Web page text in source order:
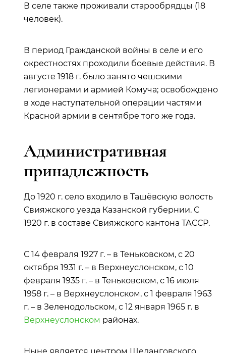
В селе также проживали старообрядцы (18
человек).
В период Гражданской войны в селе и его
окрестностях проходили боевые действия. В
августе 1918 г. было занято чешскими
легионерами и армией Комуча; освобождено
в ходе наступательной операции частями
Красной армии в сентябре того же года.
Административная
принадлежность
До 1920 г. село входило в Ташёвскую волость
Свияжского уезда Казанской губернии. С
1920 г. в составе Свияжского кантона ТАССР.
С 14 февраля 1927 г. – в Теньковском, с 20
октября 1931 г. – в Верхнеуслонском, с 10
февраля 1935 г. – в Теньковском, с 16 июля
1958 г. – в Верхнеуслонском, с 1 февраля 1963
г. – в Зеленодольском, с 12 января 1965 г. в
Верхнеуслонском районах.
Ныне является центром Шеланговского